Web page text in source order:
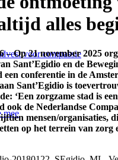
voor compassie
mee
alles
– Op 21 november 2025
Sant’Egidio en de
conferentie in de
Sant’Egidio is
‘Een zorgzame stad is
ook de Nederlandse
mensen/organisaties,
op het terrein van zorg